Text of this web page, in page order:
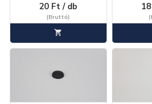
20 Ft / db
(Bruttó)